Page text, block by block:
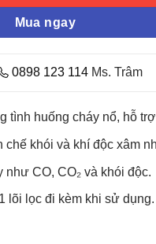
Mua ngay
0898 123 114Ms. Trâm
tình huống cháy nổ, hỗ
chế khói và khí độc xâm
như CO, CO₂ và khói độc.
lõi lọc đi kèm khi sử dụng.